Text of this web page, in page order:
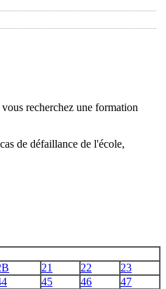
recherchez une formation
de défaillance de l'école,
21 22
23
45 46
47